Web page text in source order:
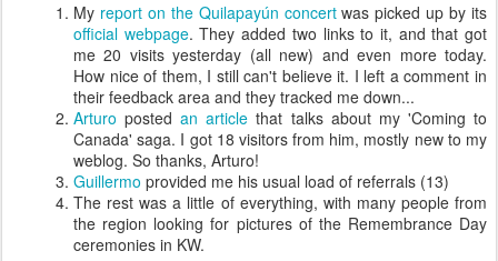
My report on the Quilapayún concertwas picked up by its
official webpage. They added two links to it, and that got
me 20 visits yesterday (all new) and even more today.
How nice of them, I still can't believe it. I left a comment in
their feedback area and they tracked me down...
Arturo postedan article that talks about my 'Coming to
Canada' saga. I got 18 visitors from him, mostly new to my
weblog. So thanks, Arturo!
Guillermo provided me his usual load of referrals (13)
The rest was a little of everything, with many people from
the region looking for pictures of the Remembrance Day
ceremonies in KW.